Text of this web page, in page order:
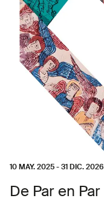
10 MAY. 2025-31 DIC. 2026
De Par en Par